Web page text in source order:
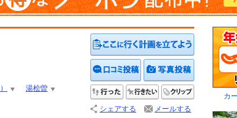
湯桧曽
クチコミを投稿する写真を投稿
行った 行きたい
シェアする メールする
カ